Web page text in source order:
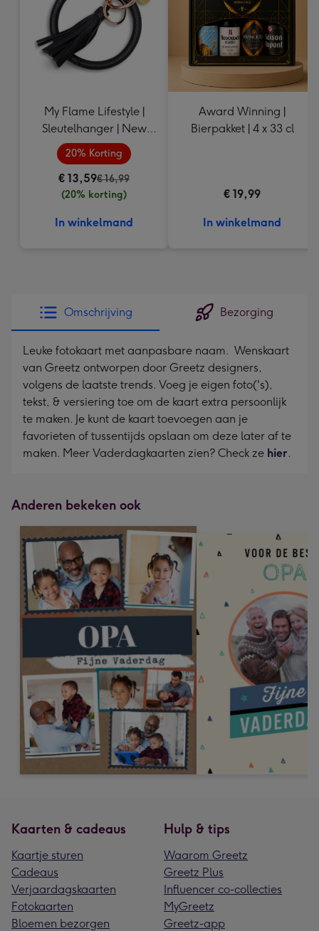
My Flame Lifestyle |
Sleutelhanger | New
Home
20% Korting
€ 13,59€ 16,99
(20% korting)
In winkelmand
Award Winning |
Bierpakket | 4 x 33 cl
€ 19,99
In winkelmand
Omschrijving Bezorging
Leuke fotokaart met aanpasbare naam. Wenskaart
van Greetz ontworpen door Greetz designers,
volgens de laatste trends. Voeg je eigen foto('s),
tekst, & versiering toe om de kaart extra persoonlijk
te maken. Je kunt de kaart toevoegen aan je
favorieten of tussentijds opslaan om deze later af te
maken. Meer Vaderdagkaarten zien? Check ze hier.
Anderen bekeken ook
Kaarten & cadeaus
Kaartje sturen
Cadeaus
Verjaardagskaarten
Fotokaarten
Bloemen bezorgen
Hulp & tips
Waarom Greetz
Greetz Plus
Influencer co-collecties
MyGreetz
Greetz-app